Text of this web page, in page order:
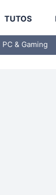
TUTOS
PC & Gaming